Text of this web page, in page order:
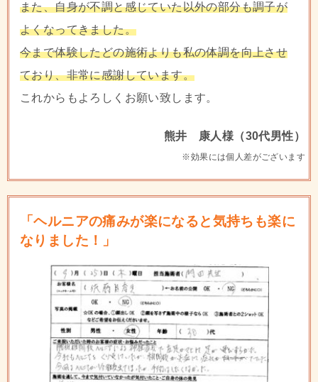
また、自身が不調と感じていた以外の部分も調子が
よくなってきました。
今まで体験したどの施術よりも私の体調を向上させ
ており、非常に感謝しています。
これからもよろしくお願い致します。
熊井 康人様（30代男性）
※効果には個人差がございます
「ヘルニアの痛みが楽になると気持ちも楽に
なりました！」